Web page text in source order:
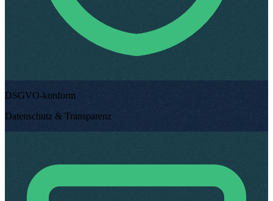
DSGVO-konform
Datenschutz & Transparenz